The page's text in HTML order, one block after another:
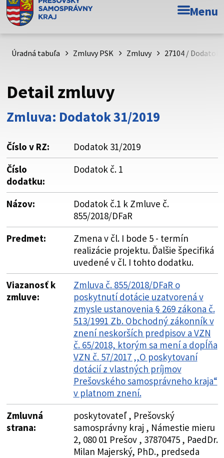
Doména psk.sk je oficiálna
Toto je oficiálna webová stránka Prešovského
psk.sk.
Buďte pozorní a vždy sa uistite, že zdieľate informácie iba
cez zabezpečenú webovú stránku. Zabezpečená stránka
vždy začína https:// pred názvom domény webového sídla.
Menu
Úradná tabuľa Zmluvy PSK Zmluvy 27104 / Dodatok
Detail zmluvy
Zmluva: Dodatok 31/2019
Číslo v RZ:
Dodatok 31/2019
Číslo
dodatku:
Dodatok č. 1
Názov:
Dodatok č.1 k Zmluve č.
855/2018/DFaR
Predmet:
Zmena v čl. I bode 5 - termín
realizácie projektu. Ďalšie špecifiká
uvedené v čl. I tohto dodatku.
Viazanosť k
zmluve:
Zmluva č. 855/2018/DFaR o
poskytnutí dotácie uzatvorená v
zmysle ustanovenia § 269 zákona č.
513/1991 Zb. Obchodný zákonník v
znení neskorších predpisov a VZN
č. 65/2018, ktorým sa mení a dopĺňa
VZN č. 57/2017 ,,O poskytovaní
dotácií z vlastných príjmov
Prešovského samosprávneho kraja“
v platnom znení.
Zmluvná
strana:
poskytovateľ , Prešovský
samosprávny kraj , Námestie mieru
2, 080 01 Prešov , 37870475 , PaedDr.
Milan Majerský, PhD., predseda